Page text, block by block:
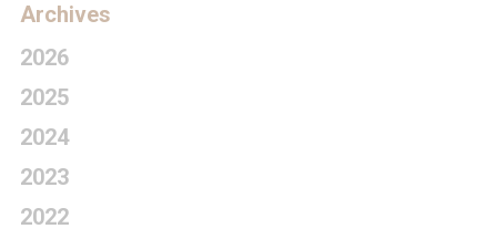
Archives
2026
2025
2024
2023
2022